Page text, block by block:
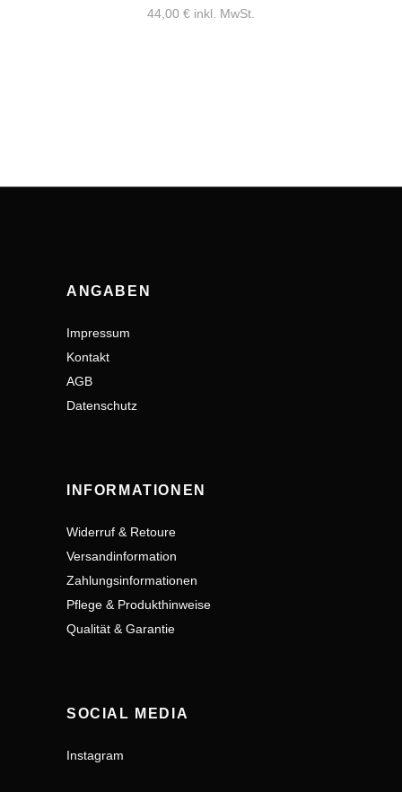
44,00 € inkl. MwSt.
ANGABEN
Impressum
Kontakt
AGB
Datenschutz
INFORMATIONEN
Widerruf & Retoure
Versandinformation
Zahlungsinformationen
Pflege & Produkthinweise
Qualität & Garantie
SOCIAL MEDIA
Instagram